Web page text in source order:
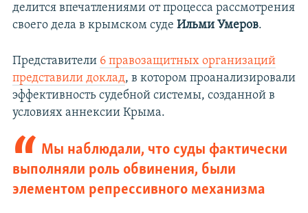
делится впечатлениями от процесса рассмотрения
своего дела в крымском суде Ильми Умеров.
Представители 6 правозащитных организаций
представили доклад, в котором проанализировали
эффективность судебной системы, созданной в
условиях аннексии Крыма.
Мы наблюдали, что суды фактически
выполняли роль обвинения, были
элементом репрессивного механизма